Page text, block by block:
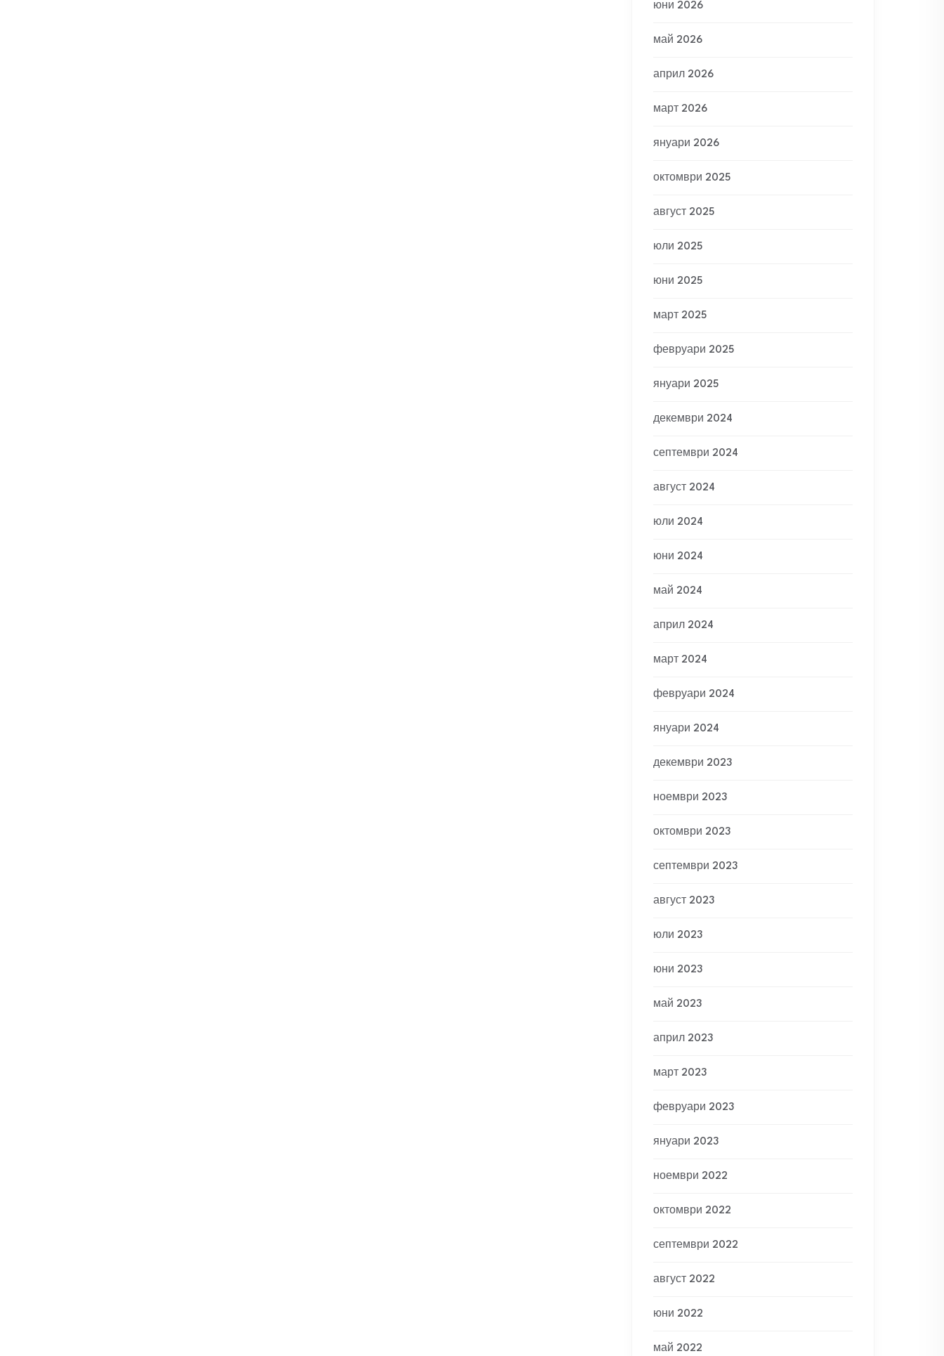
юни 2026
май 2026
април 2026
март 2026
януари 2026
октомври 2025
август 2025
юли 2025
юни 2025
март 2025
февруари 2025
януари 2025
декември 2024
септември 2024
август 2024
юли 2024
юни 2024
май 2024
април 2024
март 2024
февруари 2024
януари 2024
декември 2023
ноември 2023
октомври 2023
септември 2023
август 2023
юли 2023
юни 2023
май 2023
април 2023
март 2023
февруари 2023
януари 2023
ноември 2022
октомври 2022
септември 2022
август 2022
юни 2022
май 2022